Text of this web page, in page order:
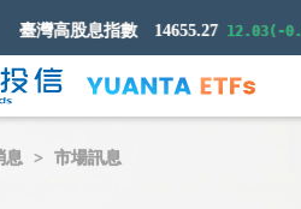
灣高股息指數 14655.27 12.03(-0.08%)
息 市場訊息